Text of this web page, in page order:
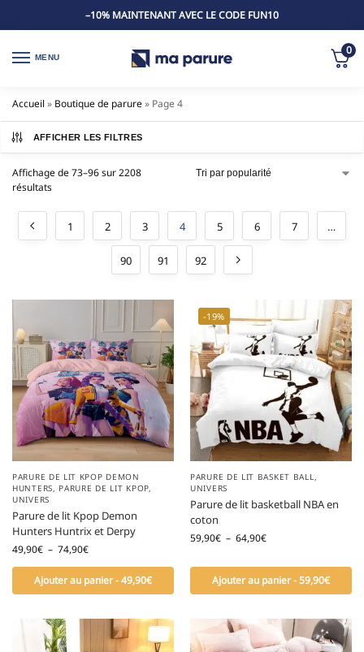
–10% MAINTENANT AVEC LE CODE FUN10
MENU
0
Accueil » Boutique de parure» Page 4
AFFICHER LES FILTRES
Affichage de 73–96 sur 2208
résultats
1 2 3 4 5 6 7 …
90 91 92
PARURE DE LIT KPOP DEMON
HUNTERS, PARURE DE LIT KPOP,
UNIVERS
Parure de lit Kpop Demon
Hunters Huntrix et Derpy
49,90€ – 74,90€
Ajouter au panier - 49,90€
-19%
PARURE DE LIT BASKET BALL,
UNIVERS
Parure de lit basketball NBA en
coton
59,90€ – 64,90€
Ajouter au panier - 59,90€